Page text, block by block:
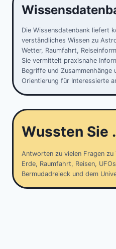
Die Wissensdatenbank liefert
verständliches Wissen zu
Wetter, Raumfahrt,
Sie vermittelt praxisnahe
Begriffe und Zusammenhänge
Orientierung für Interessierte
Wussten Sie
Antworten zu vielen Fragen
Erde, Raumfahrt, Reisen,
Bermudadreieck und dem